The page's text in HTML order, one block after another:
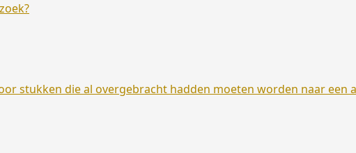
stukken die al overgebracht hadden moeten worden naar een